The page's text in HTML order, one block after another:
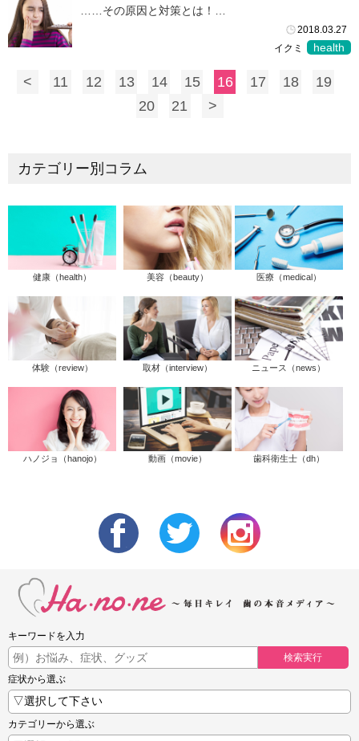
……その原因と対策とは！…
2018.03.27
イクミ
health
< 11 12 13 14 15 16 17 18
19
20
21 >
カテゴリー別コラム
健康（health） 美容（beauty） 医療（medical）
体験（review） 取材（interview） ニュース（news）
ハノジョ（hanojo） 動画（movie） 歯科衛生士（dh）
キーワードを入力
検索実行
症状から選ぶ
カテゴリーから選ぶ